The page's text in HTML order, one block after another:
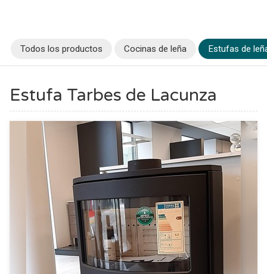
Todos los productos Cocinas de leña Estufas de
Estufa Tarbes de Lacunza